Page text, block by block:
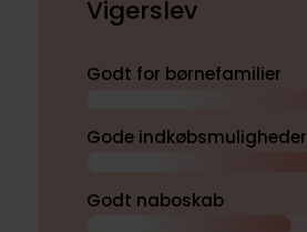
Vigerslev
Godt for børnefamilier
Gode indkøbsmuligheder
Godt naboskab